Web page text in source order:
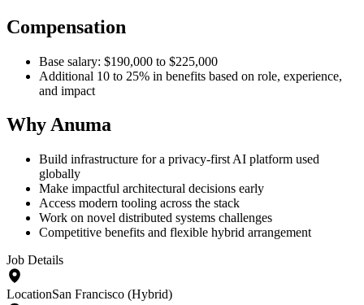
Compensation
Base salary: $190,000 to $225,000
Additional 10 to 25% in benefits based on role, experience,
and impact
Why Anuma
Build infrastructure for a privacy-first AI platform used
globally
Make impactful architectural decisions early
Access modern tooling across the stack
Work on novel distributed systems challenges
Competitive benefits and flexible hybrid arrangement
Job Details
LocationSan Francisco (Hybrid)